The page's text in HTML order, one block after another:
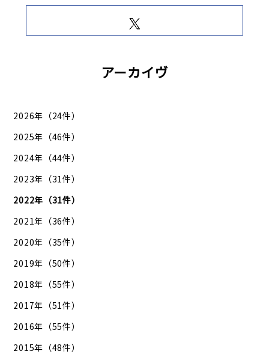
アーカイヴ
2026年（24件）
2025年（46件）
2024年（44件）
2023年（31件）
2022年（31件）
2021年（36件）
2020年（35件）
2019年（50件）
2018年（55件）
2017年（51件）
2016年（55件）
2015年（48件）